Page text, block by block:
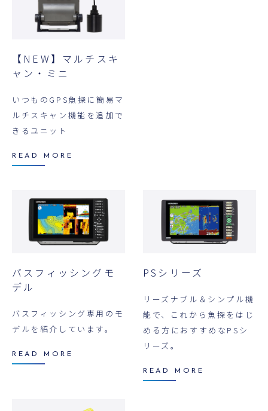
【NEW】マルチスキ
ャン・ミニ
いつものGPS魚探に簡易マ
ルチスキャン機能を追加で
きるユニット
READ MORE
バスフィッシングモ
デル
バスフィッシング専用のモ
デルを紹介しています。
READ MORE
PSシリーズ
リーズナブル＆シンプル機
能で、これから魚探をはじ
める方におすすめなPSシ
リーズ。
READ MORE